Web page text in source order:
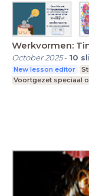
Werkvormen:
October 2025- 10
New lesson editor
Voortgezet speciaal